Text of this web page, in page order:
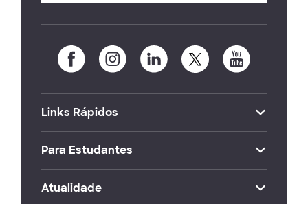
Links Rápidos
Para Estudantes
Atualidade